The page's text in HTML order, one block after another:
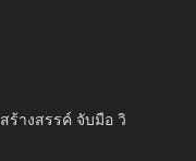
างสรรค์ จับมือ วิ